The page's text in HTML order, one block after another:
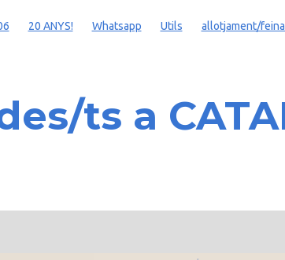
20 ANYS! Whatsapp Utils allotjament/
ts a